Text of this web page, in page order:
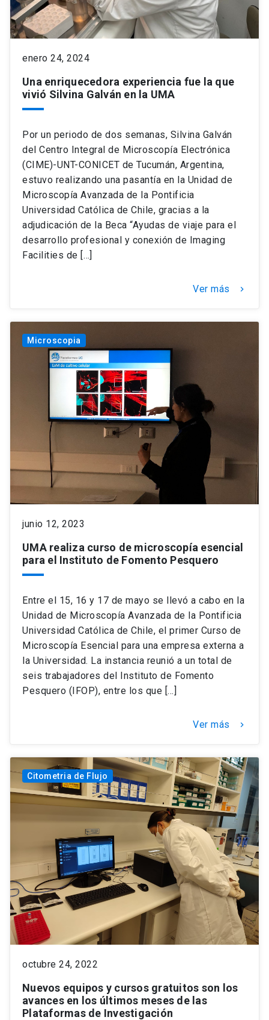
Académicos
Consejo de Facultad
Secretaría Académica
Documentos FCB
Dirección Investigación
Grupos de Investigación
Institutos y Centros
FCB en el Territorio
Redes Internacionales
Estudiantes
Postgrado
Centro de Estudiantes
Publicaciones
Contacto
enero 24, 2024
Una enriquecedora experiencia fue la que
vivió Silvina Galván en la UMA
Por un periodo de dos semanas, Silvina Galván
del Centro Integral de Microscopía Electrónica
(CIME)-UNT-CONICET de Tucumán, Argentina,
estuvo realizando una pasantía en la Unidad de
Microscopía Avanzada de la Pontificia
Universidad Católica de Chile, gracias a la
adjudicación de la Beca “Ayudas de viaje para el
desarrollo profesional y conexión de Imaging
Facilities de […]
Ver más keyboard_arrow_right
Microscopia
junio 12, 2023
UMA realiza curso de microscopía esencial
para el Instituto de Fomento Pesquero
Entre el 15, 16 y 17 de mayo se llevó a cabo en la
Unidad de Microscopía Avanzada de la Pontificia
Universidad Católica de Chile, el primer Curso de
Microscopía Esencial para una empresa externa a
la Universidad. La instancia reunió a un total de
seis trabajadores del Instituto de Fomento
Pesquero (IFOP), entre los que […]
Ver más keyboard_arrow_right
Citometria de Flujo
octubre 24, 2022
Nuevos equipos y cursos gratuitos son los
avances en los últimos meses de las
Plataformas de Investigación